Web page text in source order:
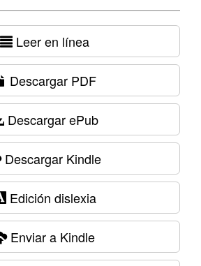
Leer en línea
Descargar PDF
Descargar ePub
Descargar Kindle
Edición dislexia
Enviar a Kindle